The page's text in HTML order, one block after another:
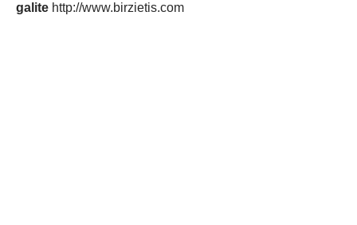
galite http://www.birzietis.com